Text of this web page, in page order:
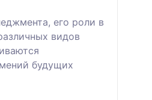
его роли в
видов
будущих